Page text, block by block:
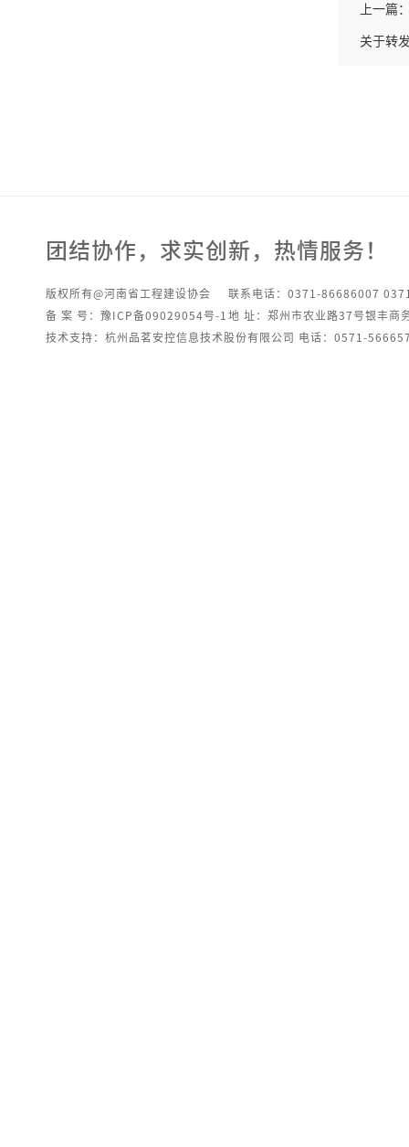
上一篇
关于转
团结协作，求实创新，热情服务！
版权所有@河南省工程建设协会
联系电话：0371-86686007
备 案 号：豫ICP备09029054号-1 地 址：郑州市农业路37号银丰商
技术支持：杭州品茗安控信息技术股份有限公司 电话：0571-